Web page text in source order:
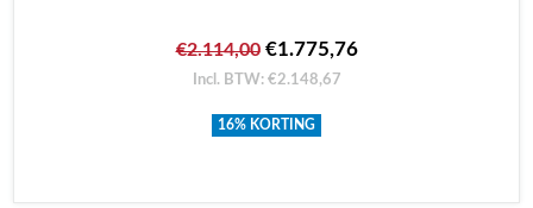
€2.114,00€1.775,76
Incl. BTW: €2.148,67
16% KORTING